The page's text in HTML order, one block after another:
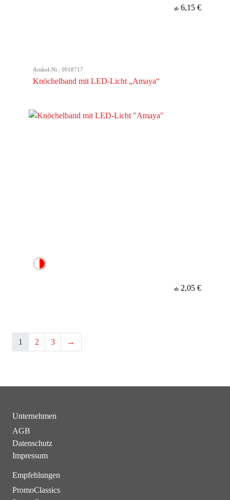
ab 6,15 €
Artikel-Nr.: 0018717
Knöchelband mit LED-Licht „Amaya“
ab 2,05 €
1 2 3 →
Unternehmen
AGB
Datenschutz
Impressum
Empfehlungen
PromoClassics